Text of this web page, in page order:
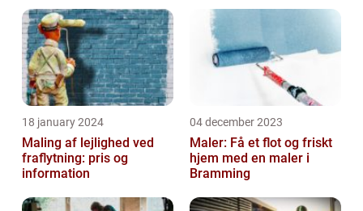
18 january 2024
Maling af lejlighed ved
fraflytning: pris og
information
04 december 2023
Maler: Få et flot og friskt
hjem med en maler i
Bramming